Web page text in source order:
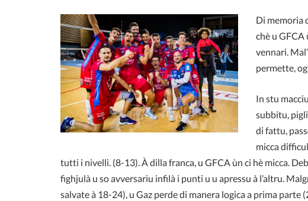
Di memoria
chè u GFCA
vennari.
permette,
In stu
subbitu,
di fattu,
micca
tutti i nivelli. (8-13). À dilla franca, u GFCA ùn ci hè micca.
fighjulà u so avversariu infilà i punti u u apressu à l’altru.
salvate à 18-24), u Gaz perde di manera logica a prima parte